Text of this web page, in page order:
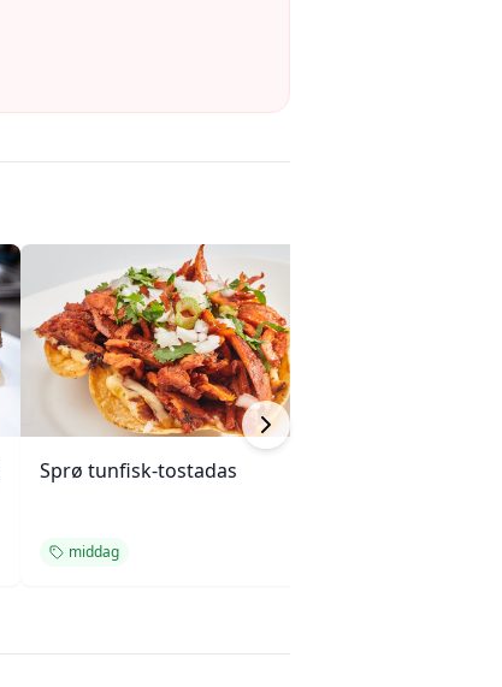
Sprø tunfisk-tostadas
middag